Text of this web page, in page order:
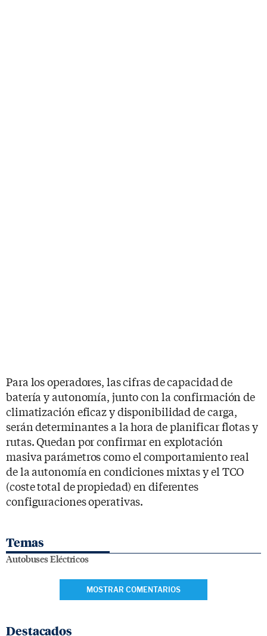
Para los operadores, las cifras de capacidad de
batería y autonomía, junto con la confirmación de
climatización eficaz y disponibilidad de carga,
serán determinantes a la hora de planificar flotas y
rutas. Quedan por confirmar en explotación
masiva parámetros como el comportamiento real
de la autonomía en condiciones mixtas y el TCO
(coste total de propiedad) en diferentes
configuraciones operativas.
Temas
Autobuses Eléctricos
MOSTRAR COMENTARIOS
Destacados